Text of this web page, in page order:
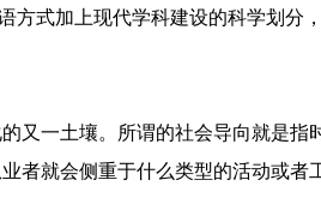
方式加上现代学科建设的科学划分
又一土壤。所谓的社会导向就是
者就会侧重于什么类型的活动或